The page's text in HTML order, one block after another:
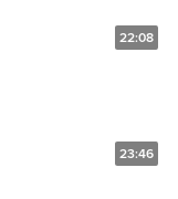
22:08
23:46